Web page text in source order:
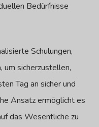
Bedürfnisse
Schulungen,
um sicherzustellen,
Tag an sicher und
Ansatz ermöglicht es
das Wesentliche zu